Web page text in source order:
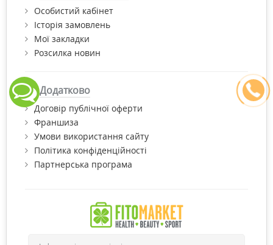
Особистий кабінет
Історія замовлень
Мої закладки
Розсилка новин
Додатково
Договір публічної оферти
Франшиза
Умови використання сайту
Політика конфіденційності
Партнерська програма